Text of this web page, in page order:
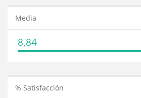
Media
8,84
% Satisfacción